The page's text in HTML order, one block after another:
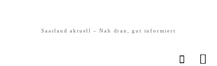
Saarland aktuell – Nah dran, gut informiert